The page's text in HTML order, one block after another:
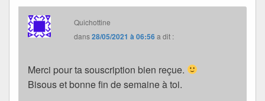
Quichottine
dans28/05/2021 à 06:56a dit :
Merci pour ta souscription bien reçue.
Bisous et bonne fin de semaine à toi.